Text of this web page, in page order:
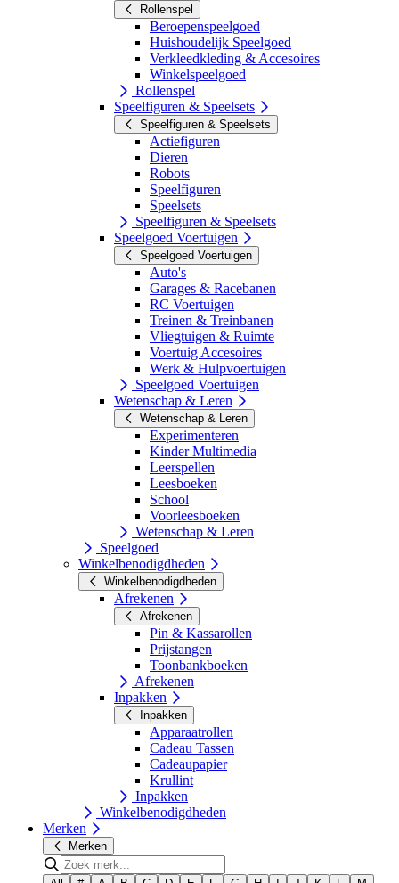
Rollenspel
Beroepenspeelgoed
Huishoudelijk Speelgoed
Verkleedkleding & Accesoires
Winkelspeelgoed
Rollenspel
Speelfiguren & Speelsets
Speelfiguren & Speelsets
Actiefiguren
Dieren
Robots
Speelfiguren
Speelsets
Speelfiguren & Speelsets
Speelgoed Voertuigen
Speelgoed Voertuigen
Auto's
Garages & Racebanen
RC Voertuigen
Treinen & Treinbanen
Vliegtuigen & Ruimte
Voertuig Accesoires
Werk & Hulpvoertuigen
Speelgoed Voertuigen
Wetenschap & Leren
Wetenschap & Leren
Experimenteren
Kinder Multimedia
Leerspellen
Leesboeken
School
Voorleesboeken
Wetenschap & Leren
Speelgoed
Winkelbenodigdheden
Winkelbenodigdheden
Afrekenen
Afrekenen
Pin & Kassarollen
Prijstangen
Toonbankboeken
Afrekenen
Inpakken
Inpakken
Apparaatrollen
Cadeau Tassen
Cadeaupapier
Krullint
Inpakken
Winkelbenodigdheden
Merken
Merken